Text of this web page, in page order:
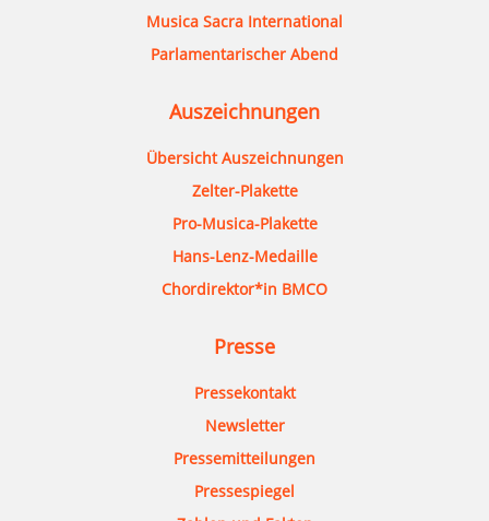
Musica Sacra International
Parlamentarischer Abend
Auszeichnungen
Übersicht Auszeichnungen
Zelter-Plakette
Pro-Musica-Plakette
Hans-Lenz-Medaille
Chordirektor*in BMCO
Presse
Pressekontakt
Newsletter
Pressemitteilungen
Pressespiegel